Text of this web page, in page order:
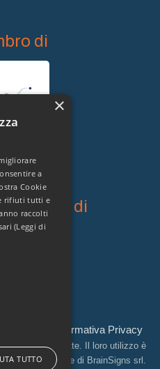
di
legale di
Informativa Privacy
sito sono protette. Il loro utilizzo è
l'autorizzazione di BrainSigns srl.
×
a
Cookie
rifiuti tutti e
raccolti
(Leggi di
TUTTO